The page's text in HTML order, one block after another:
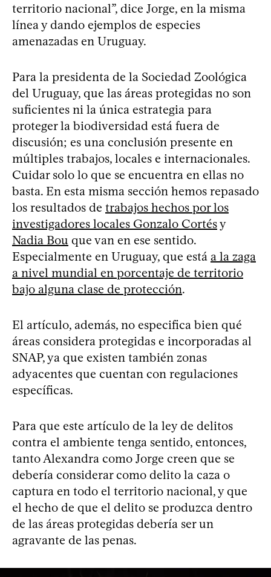
territorio nacional”, dice Jorge, en la misma
línea y dando ejemplos de especies
amenazadas en Uruguay.
Para la presidenta de la Sociedad Zoológica
del Uruguay, que las áreas protegidas no son
suficientes ni la única estrategia para
proteger la biodiversidad está fuera de
discusión; es una conclusión presente en
múltiples trabajos, locales e internacionales.
Cuidar solo lo que se encuentra en ellas no
basta. En esta misma sección hemos repasado
los resultados de trabajos hechos por los
investigadores locales Gonzalo Cortésy
Nadia Bou que van en ese sentido.
Especialmente en Uruguay, que está a la zaga
a nivel mundial en porcentaje de territorio
bajo alguna clase de protección.
El artículo, además, no especifica bien qué
áreas considera protegidas e incorporadas al
SNAP, ya que existen también zonas
adyacentes que cuentan con regulaciones
específicas.
Para que este artículo de la ley de delitos
contra el ambiente tenga sentido, entonces,
tanto Alexandra como Jorge creen que se
debería considerar como delito la caza o
captura en todo el territorio nacional, y que
el hecho de que el delito se produzca dentro
de las áreas protegidas debería ser un
agravante de las penas.